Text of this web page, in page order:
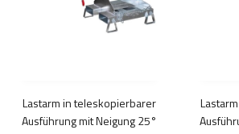
Lastarm in teleskopierbarer
Ausführung mit Neigung 25°